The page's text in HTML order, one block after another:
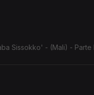
Sissokko' - (Mali) - Parte